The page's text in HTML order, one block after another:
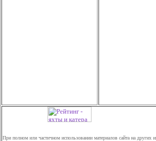
При полном или частичном использовании материалов сайта на других